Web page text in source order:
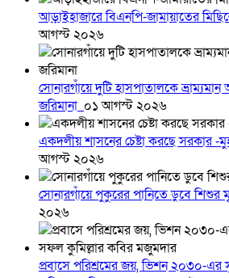
আড়াইহাজারে বিএনপি-জামায়াতের
আগস্ট ২০২৬
সোনারগাঁয়ে দুটি হাসপাতালকে
জরিমানা ০১ আগস্ট ২০২৬
একদলীয় শাসনের চেষ্টা করছে সরকার -
আগস্ট ২০২৬
সোনারগাঁয়ে পুকুরের পানিতে ডুবে
২০২৬
প্রবাসে পরিশ্রমের জয়, ভিশন ২০৩০-